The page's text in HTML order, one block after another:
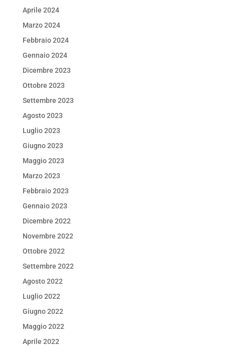
Aprile 2024
Marzo 2024
Febbraio 2024
Gennaio 2024
Dicembre 2023
Ottobre 2023
Settembre 2023
Agosto 2023
Luglio 2023
Giugno 2023
Maggio 2023
Marzo 2023
Febbraio 2023
Gennaio 2023
Dicembre 2022
Novembre 2022
Ottobre 2022
Settembre 2022
Agosto 2022
Luglio 2022
Giugno 2022
Maggio 2022
Aprile 2022